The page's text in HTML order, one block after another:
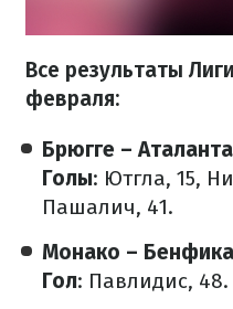
Все результаты
февраля:
Брюгге –
Голы: Ютгла, 15,
Пашалич, 41.
Монако –
Гол: Павлидис, 48.